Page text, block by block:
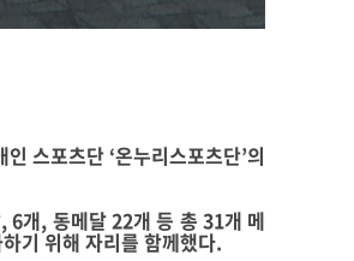
스포츠단 ‘온누리스포츠단’의
, 6개, 동메달22개 등 총 31개 메
기 위해 자리를 함께했다.